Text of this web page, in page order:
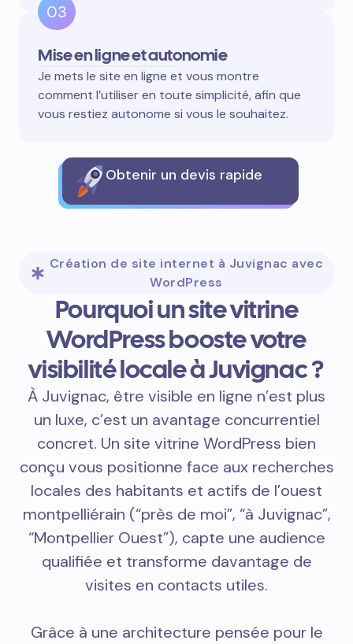
03
Mise en ligne et autonomie
Je mets le site en ligne et vous montre
comment l’utiliser en toute simplicité, afin que
vous restiez autonome si vous le souhaitez.
Obtenir un devis rapide
Création de site internet à Juvignac avec
WordPress
Pourquoi un site vitrine
WordPress booste votre
visibilité locale à Juvignac ?
À Juvignac, être visible en ligne n’est plus
un luxe, c’est un avantage concurrentiel
concret. Un site vitrine WordPress bien
conçu vous positionne face aux recherches
locales des habitants et actifs de l’ouest
montpelliérain (“près de moi”, “à Juvignac”,
“Montpellier Ouest”), capte une audience
qualifiée et transforme davantage de
visites en contacts utiles.
Grâce à une architecture pensée pour le